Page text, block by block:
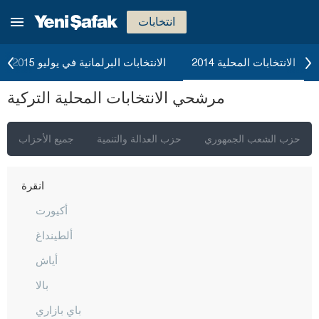
انتخابات
الانتخابات البرلمانية في يوليو 2015 الانتخابات المحلية 2014
مرشحي الانتخابات المحلية التركية
جميع الأحزاب حزب العدالة والتنمية حزب الشعب الجمهوري
إسطنبول
أنقرة
أكيورت
ألطينداغ
أياش
بالا
باي بازاري